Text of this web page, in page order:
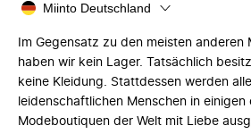
Miinto Deutschland
Im Gegensatz zu den meisten
haben wir kein Lager. Tatsächlich
keine Kleidung. Stattdessen werden
leidenschaftlichen Menschen in einigen
Modeboutiquen der Welt mit Liebe